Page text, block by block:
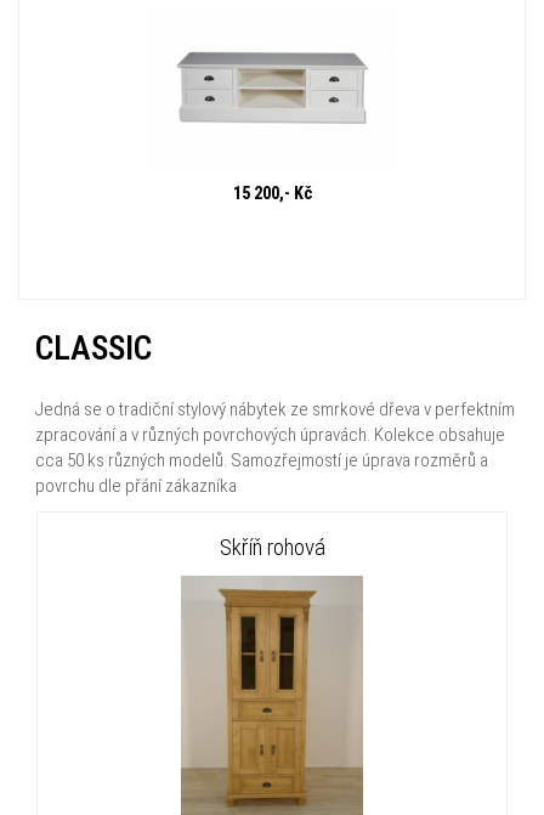
15 200,- Kč
CLASSIC
Jedná se o tradiční stylový nábytek ze smrkové dřeva v perfektním
zpracování a v různých povrchových úpravách. Kolekce obsahuje
cca 50 ks různých modelů. Samozřejmostí je úprava rozměrů a
povrchu dle přání zákazníka
Skříň rohová